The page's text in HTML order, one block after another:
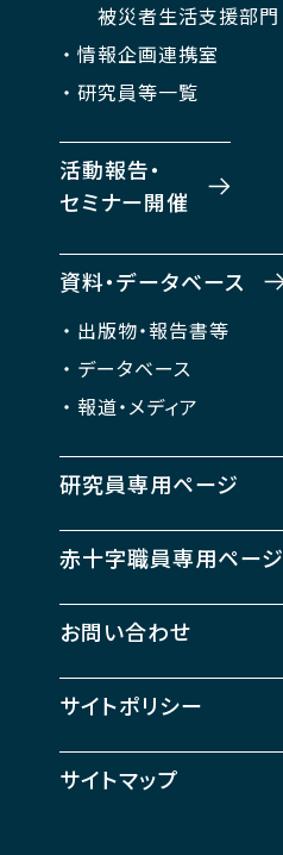
被災者生活支援部門
情報企画連携室
研究員等一覧
活動報告・
セミナー開催
資料・データベース
出版物・報告書等
データベース
報道・メディア
研究員専用ページ
赤十字職員専用ページ
お問い合わせ
サイトポリシー
サイトマップ